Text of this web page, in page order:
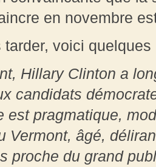
en novembre
voici quelques
Hillary Clinton a
candidats
est pragmatique,
Vermont, âgé,
proche du grand